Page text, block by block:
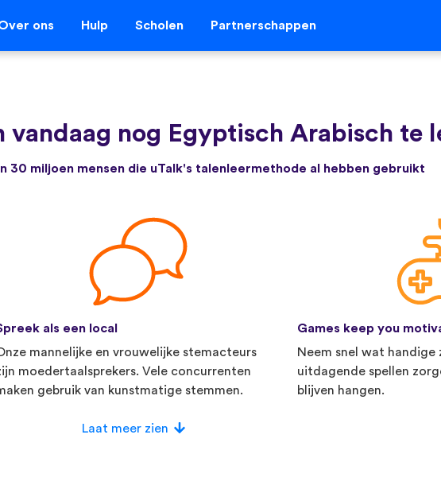
ons Hulp Scholen Partnerschappen
vandaag nog Egyptisch Arabisch te
30 miljoen mensen die uTalk's talenleermethode al hebben gebruikt
als een local
mannelijke en vrouwelijke stemacteurs
moedertaalsprekers. Vele concurrenten
gebruik van kunstmatige stemmen.
Games keep you
Neem snel wat handige
uitdagende spellen
blijven hangen.
Laat meer zien